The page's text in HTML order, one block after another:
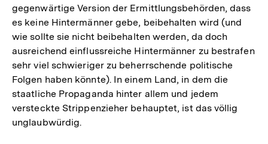
gegenwärtige Version der Ermittlungsbehörden, dass
es keine Hintermänner gebe, beibehalten wird (und
wie sollte sie nicht beibehalten werden, da doch
ausreichend einflussreiche Hintermänner zu bestrafen
sehr viel schwieriger zu beherrschende politische
Folgen haben könnte). In einem Land, in dem die
staatliche Propaganda hinter allem und jedem
versteckte Strippenzieher behauptet, ist das völlig
unglaubwürdig.